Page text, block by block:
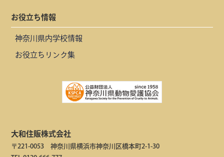
お役立ち情報
神奈川県内学校情報
お役立ちリンク集
大和住販株式会社
〒221-0053 神奈川県横浜市神奈川区橋本町2-1-30